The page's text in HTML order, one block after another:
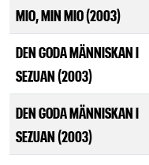
MIO, MIN MIO (2003)
DEN GODA MÄNNISKAN I
SEZUAN (2003)
DEN GODA MÄNNISKAN I
SEZUAN (2003)